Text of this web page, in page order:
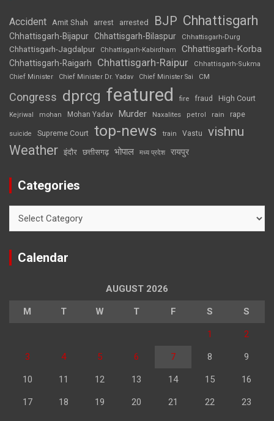
Accident Amit Shah arrest arrested BJP Chhattisgarh
Chhattisgarh-Bijapur Chhattisgarh-Bilaspur Chhattisgarh-Durg
Chhattisgarh-Jagdalpur Chhattisgarh-Kabirdham Chhattisgarh-Korba
Chhattisgarh-Raigarh Chhattisgarh-Raipur
Chhattisgarh-Sukma
Chief Minister
Chief Minister Dr. Yadav Chief Minister Sai CM
Congress dprcg featured fire fraud High Court
Kejriwal mohan Mohan Yadav Murder Naxalites petrol rain rape
suicide Supreme Court top-news train Vastu vishnu
Weather इंदौर छत्तीसगढ़ भोपाल मध्य प्रदेश रायपुर
Categories
Calendar
AUGUST 2026
M T W T F S S
1 2
3 4 5 6 7 8 9
10 11 12 13 14 15 16
17 18 19 20 21 22 23